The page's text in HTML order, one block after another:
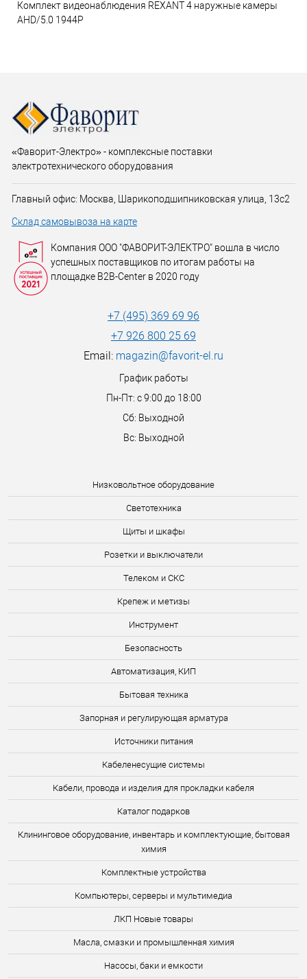
Комплект видеонаблюдения REXANT 4 наружные камеры
AHD/5.0 1944P
Низковольтное оборудование
Светотехника
Щиты и шкафы
Розетки и выключатели
Телеком и СКС
Крепеж и метизы
Инструмент
Безопасность
Автоматизация, КИП
Бытовая техника
Запорная и регулирующая арматура
Источники питания
Кабеленесущие системы
Кабели, провода и изделия для прокладки кабеля
Каталог подарков
Клининговое оборудование, инвентарь и комплектующие, бытовая
химия
Комплектные устройства
Компьютеры, серверы и мультимедиа
ЛКП Новые товары
Масла, смазки и промышленная химия
Насосы, баки и емкости
«Фаворит-Электро» - комплексные поставки
электротехнического оборудования
Главный офис: Москва, Шарикоподшипниковская улица, 13с2
Склад самовывоза на карте
Компания ООО "ФАВОРИТ-ЭЛЕКТРО" вошла в число
успешных поставщиков по итогам работы на
площадке B2B-Center в 2020 году
+7 (495) 369 69 96
+7 926 800 25 69
Email: magazin@favorit-el.ru
График работы
Пн-Пт: с 9:00 до 18:00
Сб: Выходной
Вс: Выходной